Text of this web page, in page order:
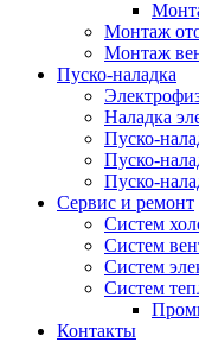
Монтаж
Монтаж
Пуско-наладка
Наладка
Пуско-
Пуско-
Пуско-
Сервис и ремонт
Систем
Систем
Систем
Систем
Контакты